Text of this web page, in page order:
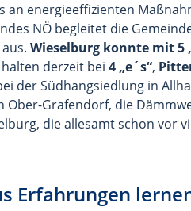
an energieeffizienten
NÖ begleitet die
Wieselburg konnte mit 5
halten derzeit bei 4 „e´s“,
der Südhangsiedlung in
Grafendorf, die
die allesamt schon vor
Erfahrungen